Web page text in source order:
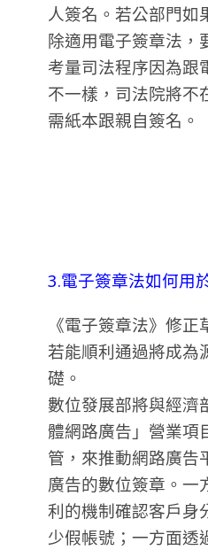
人簽名。若公部門如
除適用電子簽章法，
考量司法程序因為跟
不一樣，司法院將不
需紙本跟親自簽名。
3.電子簽章法如何用
《電子簽章法》修
若能順利通過將成為
礎。
數位發展部將與經濟
體網路廣告」營業項
管，來推動網路廣告
廣告的數位簽章。一
利的機制確認客戶身
少假帳號；一方面透